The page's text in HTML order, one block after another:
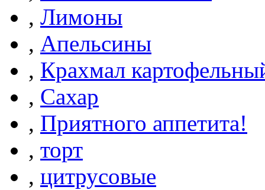
, Лимоны
, Апельсины
, Крахмал
, Сахар
, Приятного аппетита!
, торт
, цитрусовые